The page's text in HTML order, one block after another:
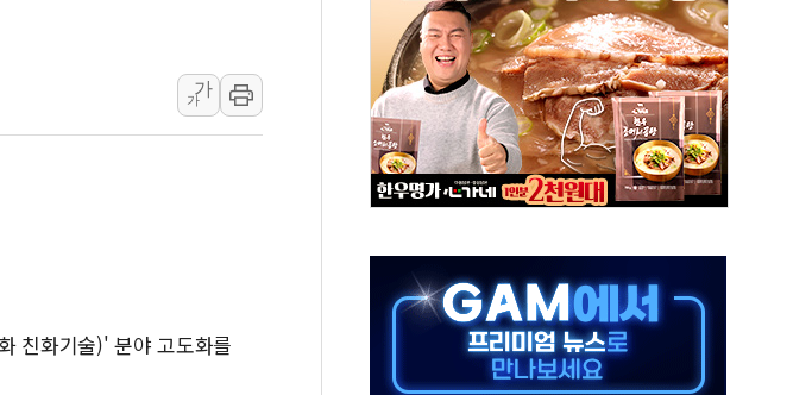
[내일날씨] 절기상 '입추'에 폭염 절정…서울 한낮 39도
제천 바이오밸리 공장 옥상서 불…30여분 만에 진화
개혁신당 "민주, '盧 수사' 악연으로 형사사법 틀 바꿔…국민 불안감 가중"
CJ온스타일, 2분기 영업익 260억원…전년 比 21.2%↑
AI 연산은 포항, 전력 저장은 영광…지역펀드 9·10호 확정
[IPO] 니어스랩 "피지컬 AI 자율비행 기술로 글로벌 방산 시장 공략"
가
가
친화기술)' 분야 고도화를